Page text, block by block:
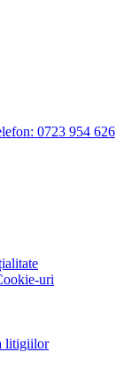
0723 954 626
uri
litigiilor